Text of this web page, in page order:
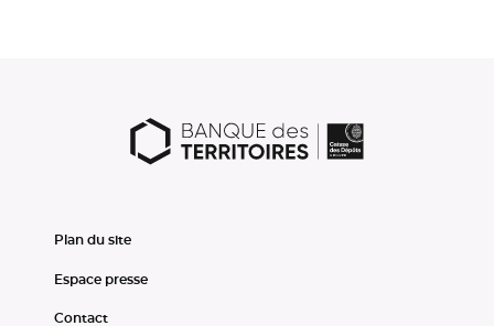
Plan du site
Espace presse
Contact